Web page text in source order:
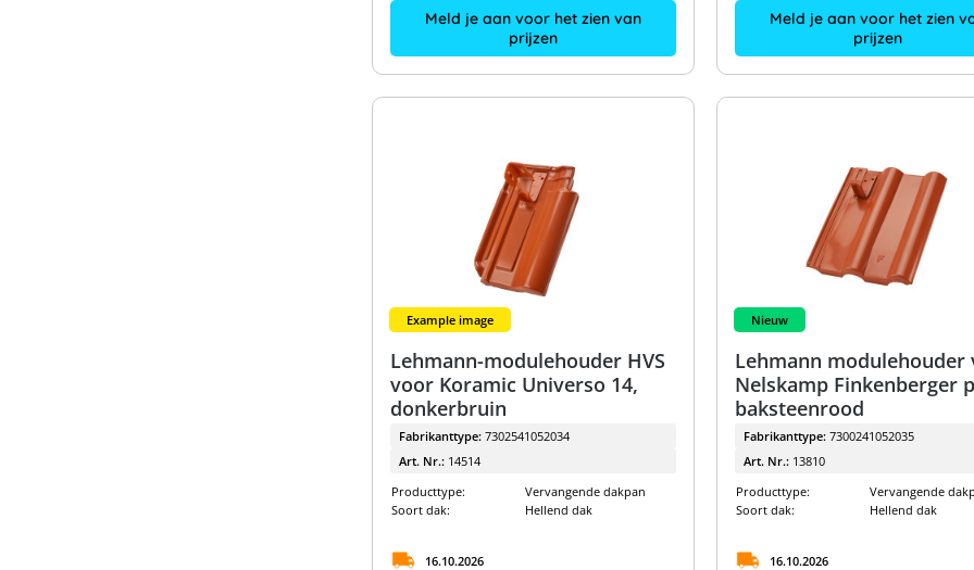
Meld je aan voor het zien van
prijzen
Meld je aan voor het zien
prijzen
Example image
Lehmann-modulehouder HVS
voor Koramic Universo 14,
donkerbruin
Fabrikanttype: 7302541052034
Art. Nr.: 14514
Producttype:
Vervangende dakpan
Soort dak:
Hellend dak
16.10.2026
Nieuw
Lehmann modulehouder
Nelskamp Finkenberger
baksteenrood
Fabrikanttype:7300241052035
Art. Nr.: 13810
Producttype:
Vervangende
Soort dak:
Hellend dak
16.10.2026